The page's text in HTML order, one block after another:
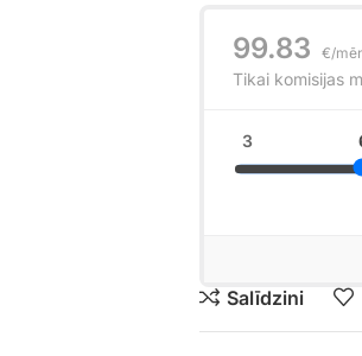
Salīdzini